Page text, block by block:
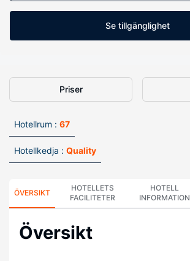
Se tillgänglighet
Priser
Hotellrum : 67
Hotellkedja : Quality
ÖVERSIKT
HOTELLETS
FACILITETER
HOTELL
INFORMATION
Översikt